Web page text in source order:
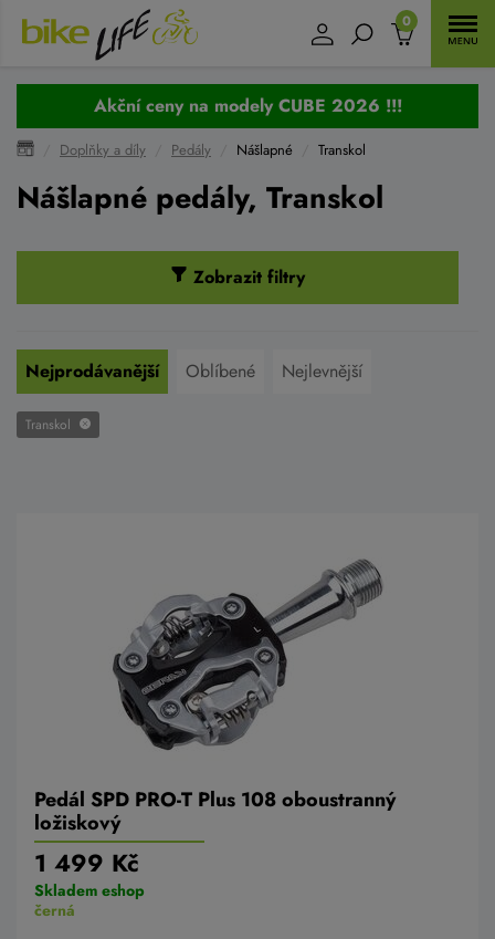
0
Akční ceny na modely CUBE 2026 !!!
Doplňky a díly Pedály Nášlapné Transkol
Nášlapné pedály, Transkol
Zobrazit filtry
Nejprodávanější Oblíbené Nejlevnější
Transkol
Pedál SPD PRO-T Plus 108 oboustranný
ložiskový
1 499 Kč
Skladem eshop
černá